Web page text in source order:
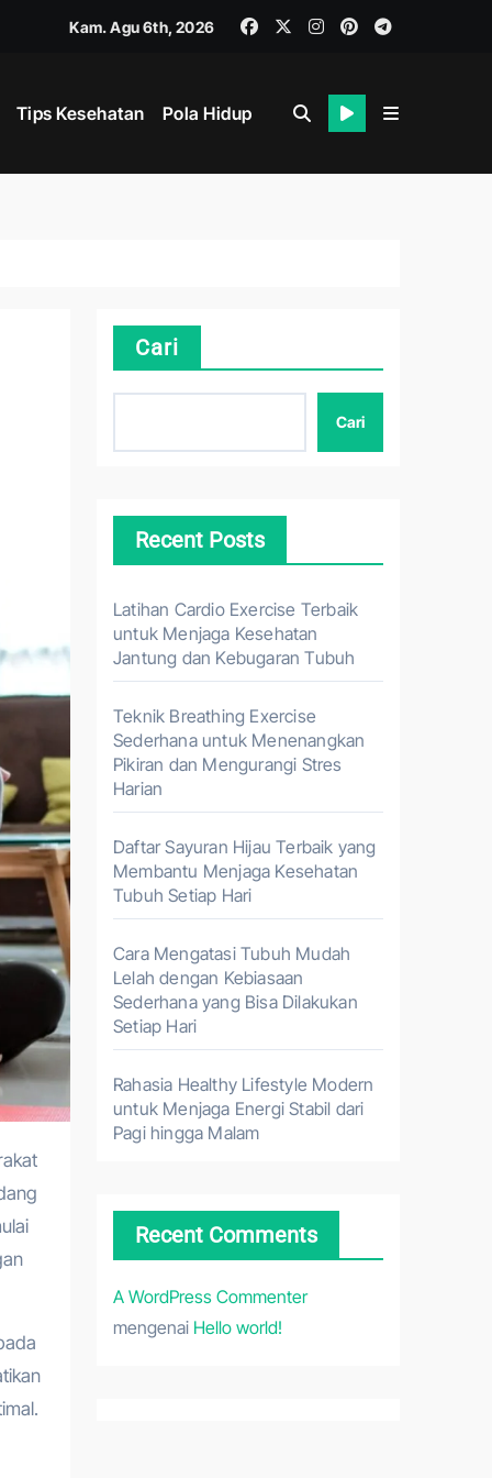
Mental
Kam. Agu 6th, 2026
Tips Kesehatan Pola Hidup
Cari
Cari
Recent Posts
Latihan Cardio Exercise Terbaik
untuk Menjaga Kesehatan
Jantung dan Kebugaran Tubuh
Teknik Breathing Exercise
Sederhana untuk Menenangkan
Pikiran dan Mengurangi Stres
Harian
Daftar Sayuran Hijau Terbaik yang
Membantu Menjaga Kesehatan
Tubuh Setiap Hari
Cara Mengatasi Tubuh Mudah
Lelah dengan Kebiasaan
Sederhana yang Bisa Dilakukan
Setiap Hari
Rahasia Healthy Lifestyle Modern
untuk Menjaga Energi Stabil dari
Pagi hingga Malam
Recent Comments
A WordPress Commenter
mengenai Hello world!